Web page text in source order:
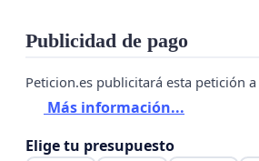
Publicidad de pago
Peticion.es publicitará esta petición a
Más información...
Elige tu presupuesto